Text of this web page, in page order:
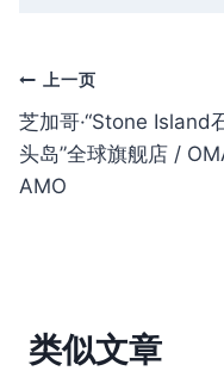
文
章
导
上一页
芝加哥·“Stone Island
头岛”全球旗舰店 /
AMO
类似文章